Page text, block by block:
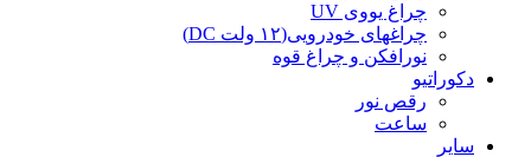
چراغ یووی UV
چراغهای خودرویی(۱۲ ولت DC)
نورافکن و چراغ قوه
دکوراتیو
رقص نور
ساعت
سایر